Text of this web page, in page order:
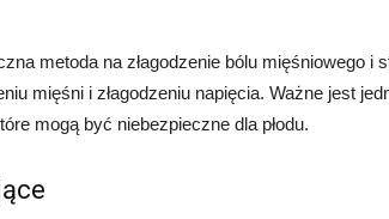
metoda na złagodzenie bólu mięśniowego i
mięśni i złagodzeniu napięcia. Ważne jest
mogą być niebezpieczne dla płodu.